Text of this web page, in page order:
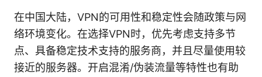
在中国大陆，VPN的可用性和稳定性会随政策与网
络环境变化。在选择VPN时，优先考虑支持多节
点、具备稳定技术支持的服务商，并且尽量使用较
接近的服务器。开启混淆/伪装流量等特性也有助